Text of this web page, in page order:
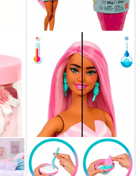
BARBIE
Anziehpuppe Pop! Reveal
Treats Serie - pinke Puppe